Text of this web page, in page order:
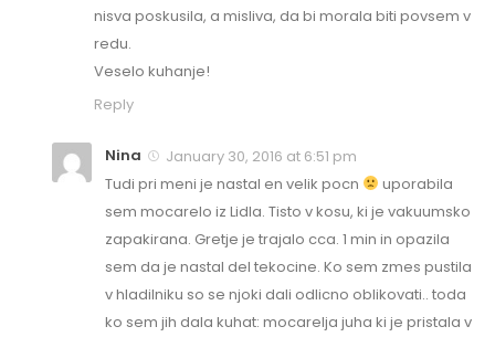
nisva poskusila, a misliva, da bi morala biti povsem v
redu.
Veselo kuhanje!
Reply
Nina
January 30, 2016 at 6:51 pm
Tudi pri meni je nastal en velik pocn
uporabila
sem mocarelo iz Lidla. Tisto v kosu, ki je vakuumsko
zapakirana. Gretje je trajalo cca. 1 min in opazila
sem da je nastal del tekocine. Ko sem zmes pustila
v hladilniku so se njoki dali odlicno oblikovati.. toda
ko sem jih dala kuhat: mocarelja juha ki je pristala v